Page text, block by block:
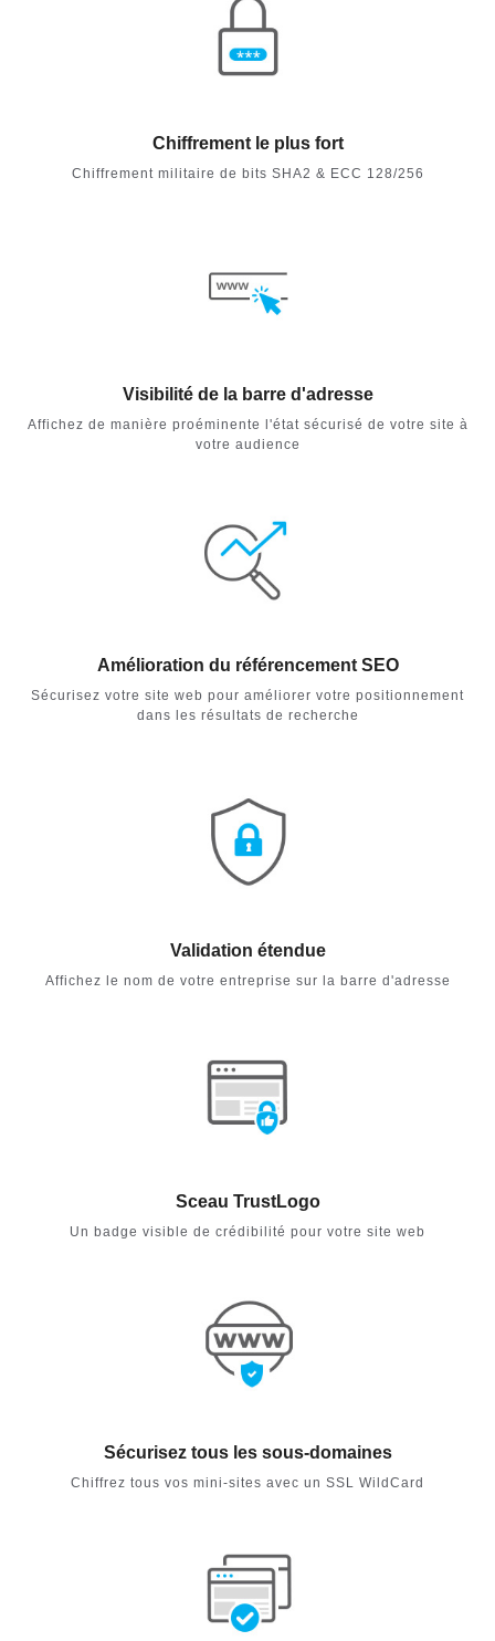
Chiffrement le plus fort
Chiffrement militaire de bits SHA2 & ECC 128/256
Visibilité de la barre d'adresse
Affichez de manière proéminente l'état sécurisé de votre site à
votre audience
Amélioration du référencement SEO
Sécurisez votre site web pour améliorer votre positionnement
dans les résultats de recherche
Validation étendue
Affichez le nom de votre entreprise sur la barre d'adresse
Sceau TrustLogo
Un badge visible de crédibilité pour votre site web
Sécurisez tous les sous-domaines
Chiffrez tous vos mini-sites avec un SSL WildCard